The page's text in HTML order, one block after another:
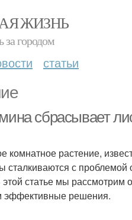
ЖИЗНЬ
за городом
статьи
сбрасывает
растение,
сталкиваются с
этой статье мы
эффективные решения.